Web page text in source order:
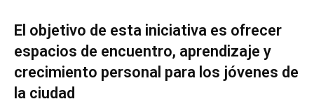
El objetivo de esta iniciativa es ofrecer
espacios de encuentro, aprendizaje y
crecimiento personal para los jóvenes de
la ciudad